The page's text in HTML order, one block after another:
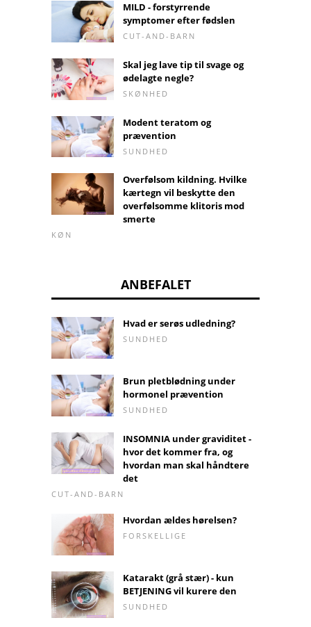
MILD - forstyrrende
symptomer efter fødslen
CUT-AND-BARN
Skal jeg lave tip til svage og
ødelagte negle?
SKØNHED
Modent teratom og
prævention
SUNDHED
Overfølsom kildning. Hvilke
kærtegn vil beskytte den
overfølsomme klitoris mod
smerte
KØN
ANBEFALET
Hvad er serøs udledning?
SUNDHED
Brun pletblødning under
hormonel prævention
SUNDHED
INSOMNIA under graviditet -
hvor det kommer fra, og
hvordan man skal håndtere
det
CUT-AND-BARN
Hvordan ældes hørelsen?
FORSKELLIGE
Katarakt (grå stær) - kun
BETJENING vil kurere den
SUNDHED